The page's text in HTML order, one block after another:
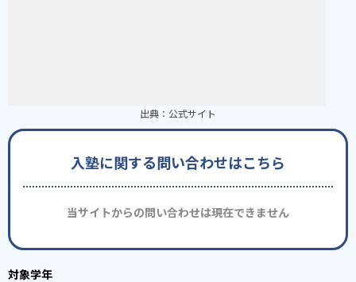
出典： 公式サイト
入塾に関する問い合わせはこちら
当サイトからの問い合わせは現在できません